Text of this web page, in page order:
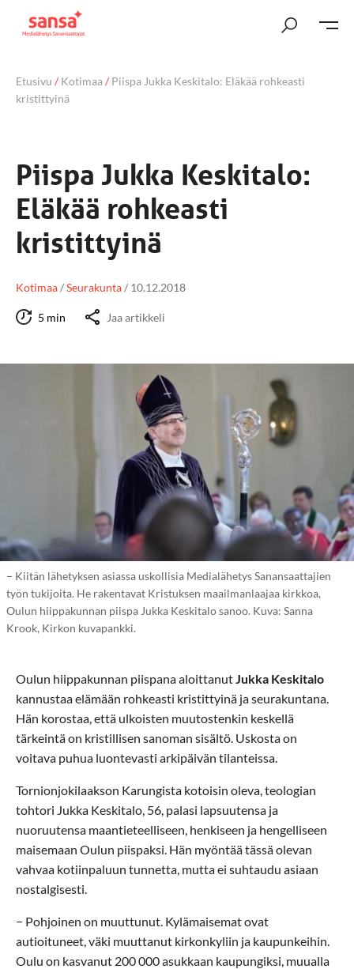
Etusivu /Kotimaa/Piispa Jukka Keskitalo: Eläkää rohkeasti
kristittyinä
Piispa Jukka Keskitalo:
Eläkää rohkeasti
kristittyinä
Kotimaa/Seurakunta/ 10.12.2018
5 min Jaa artikkeli
− Kiitän lähetyksen asiassa uskollisia Medialähetys Sanansaattajien
työn tukijoita. He rakentavat Kristuksen maailmanlaajaa kirkkoa,
Oulun hiippakunnan piispa Jukka Keskitalo sanoo. Kuva: Sanna
Krook, Kirkon kuvapankki.
Oulun hiippakunnan piispana aloittanutJukka Keskitalo
kannustaa elämään rohkeasti kristittyinä ja seurakuntana.
Hän korostaa, että ulkoisten muutostenkin keskellä
tärkeintä on kristillisen sanoman sisältö. Uskosta on
voitava puhua luontevasti arkipäivän tilanteissa.
Tornionjokilaakson Karungista kotoisin oleva, teologian
tohtori Jukka Keskitalo, 56, palasi lapsuutensa ja
nuoruutensa maantieteelliseen, henkiseen ja hengelliseen
maisemaan Oulun piispaksi. Hän myöntää tässä olevan
vahvaa kotiinpaluun tunnetta, mutta ei suhtaudu asiaan
nostalgisesti.
− Pohjoinen on muuttunut. Kylämaisemat ovat
autioituneet, väki muuttanut kirkonkyliin ja kaupunkeihin.
Oulu on kasvanut 200 000 asukkaan kaupungiksi, muualla